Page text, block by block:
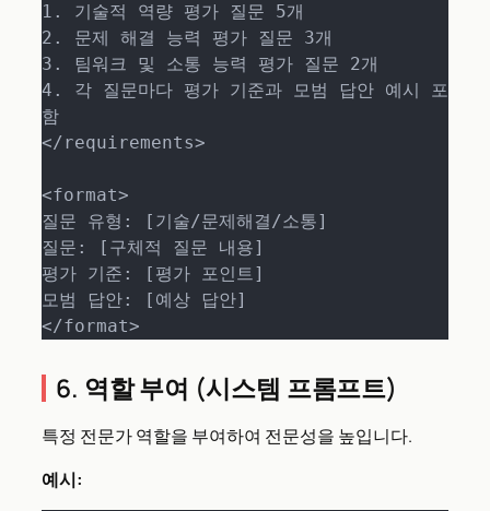
1. 기술적 역량 평가 질문 5개
2. 문제 해결 능력 평가 질문 3개
3. 팀워크 및 소통 능력 평가 질문 2개
4. 각 질문마다 평가 기준과 모범 답안 예시 포
함
</requirements>
<format>
질문 유형: [기술/문제해결/소통]
질문: [구체적 질문 내용]
평가 기준: [평가 포인트]
모범 답안: [예상 답안]
</format>
6. 역할 부여 (시스템 프롬프트)
특정 전문가 역할을 부여하여 전문성을 높입니다.
예시: